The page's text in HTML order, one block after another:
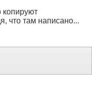
копируют
что там написано...